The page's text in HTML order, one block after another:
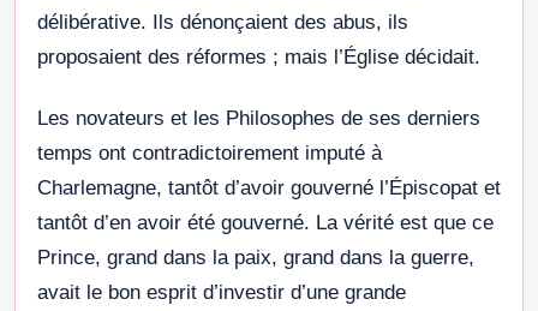
délibérative. Ils dénonçaient des abus, ils
proposaient des réformes ; mais l’Église décidait.
Les novateurs et les Philosophes de ses derniers
temps ont contradictoirement imputé à
Charlemagne, tantôt d’avoir gouverné l’Épiscopat et
tantôt d’en avoir été gouverné. La vérité est que ce
Prince, grand dans la paix, grand dans la guerre,
avait le bon esprit d’investir d’une grande